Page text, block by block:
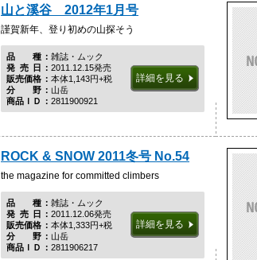
山と溪谷 2012年1月号
謹賀新年、登り初めの山探そう
品種雑誌・ムック
発売日 2011.12.15発売
販売価格
本体1,143円+税
分野山岳
商品ＩＤ
2811900921
詳細を見る
ROCK & SNOW 2011冬号 No.54
the magazine for committed climbers
品種雑誌・ムック
発売日 2011.12.06発売
販売価格
本体1,333円+税
分野山岳
商品ＩＤ
2811906217
詳細を見る